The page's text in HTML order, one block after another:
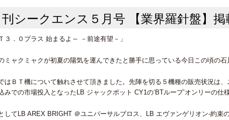
刊シークエンス５月号 【業界羅針盤】掲
３．０プラス 始まるよ～ －前途有望－」
ミャクミャクが初夏の陽気を運んできたと勝手に思っている今日この頃の石
はＢＴ機について触れさせて頂きました。先陣を切る５機種の販売状況は
みでの市場投入となったLB ジャックポット CY1の‘BTループ’オンリーの仕
してLB AREX BRIGHT ＠ユニバーサルブロス、LB エヴァンゲリオン-約